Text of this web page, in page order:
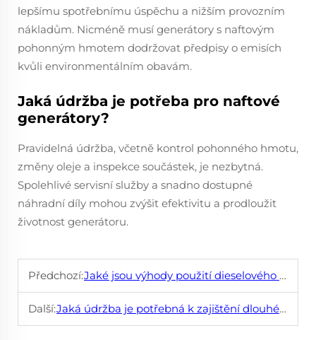
lepšímu spotřebnímu úspěchu a nižším provozním
nákladům. Nicméně musí generátory s naftovým
pohonným hmotem dodržovat předpisy o emisích
kvůli environmentálním obavám.
Jaká údržba je potřeba pro naftové
generátory?
Pravidelná údržba, včetně kontrol pohonného hmotu,
změny oleje a inspekce součástek, je nezbytná.
Spolehlivé servisní služby a snadno dostupné
náhradní díly mohou zvýšit efektivitu a prodloužit
životnost generátoru.
Předchozí:Jaké jsou výhody použití dieselového generátoru ve srovnání s jinými typy generátorů?
Další:Jaká údržba je potřebná k zajištění dlouhé životnosti dieselového generátoru?